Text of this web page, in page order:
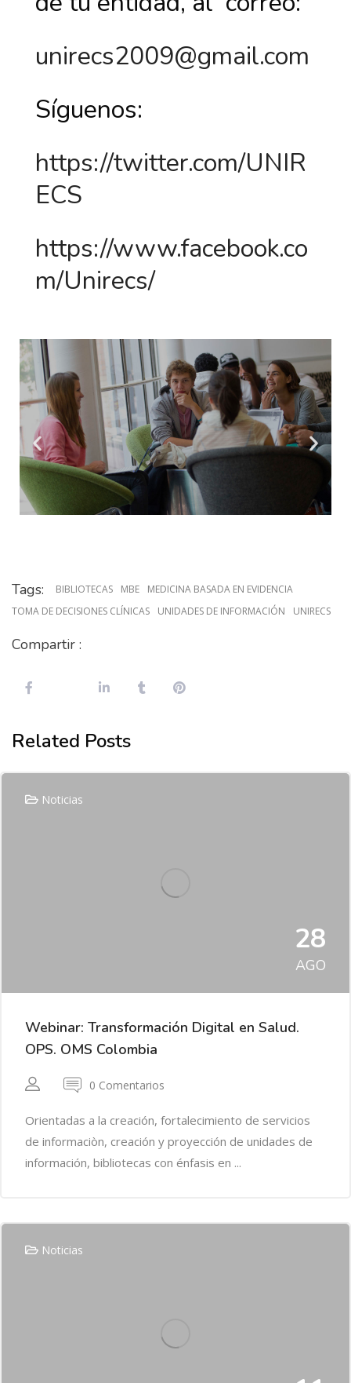
unirecs2009@gmail.com
Síguenos:
https://twitter.com/UNIR
ECS
https://www.facebook.co
m/Unirecs/
Tags: BIBLIOTECAS MBE
MEDICINA BASADA EN EVIDENCIA
TOMA DE DECISIONES CLÍNICAS
UNIDADES DE INFORMACIÓN UNIRECS
Compartir :
Related Posts
Noticias
28
AGO
Webinar: Transformación Digital en Salud.
OPS. OMS Colombia
0 Comentarios
Orientadas a la creación, fortalecimiento de servicios
de informaciòn, creación y proyección de unidades de
información, bibliotecas con énfasis en ...
Noticias